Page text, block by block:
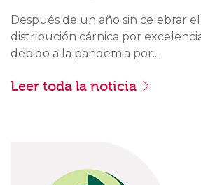
Después de un año sin celebrar
distribución cárnica por
debido a la pandemia por...
Leer toda la noticia